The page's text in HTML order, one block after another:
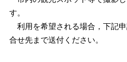
す。
利用を希望される場合，下記
合せ先まで送付ください。